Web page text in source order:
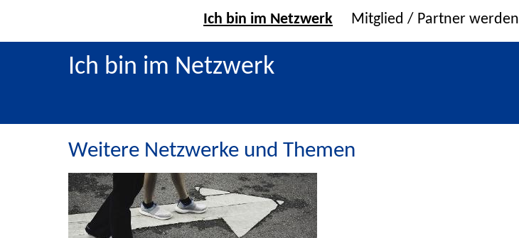
Ich bin im Netzwerk Mitglied / Partner werden
Ich bin im Netzwerk
Weitere Netzwerke und Themen